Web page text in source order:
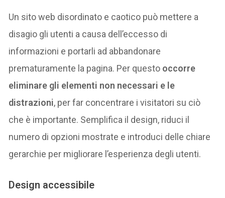
Un sito web disordinato e caotico può mettere a
disagio gli utenti a causa dell’eccesso di
informazioni e portarli ad abbandonare
prematuramente la pagina. Per questo occorre
eliminare gli elementi non necessari e le
distrazioni, per far concentrare i visitatori su ciò
che è importante. Semplifica il design, riduci il
numero di opzioni mostrate e introduci delle chiare
gerarchie per migliorare l’esperienza degli utenti.
Design accessibile